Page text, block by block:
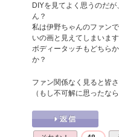
DIYを見てよく思うのだ
ん？
私は伊野ちゃんのファン
いの画と見えてしまいま
ボディータッチもどちら
か？
ファン関係なく見ると皆
（もし不可解に思ったな